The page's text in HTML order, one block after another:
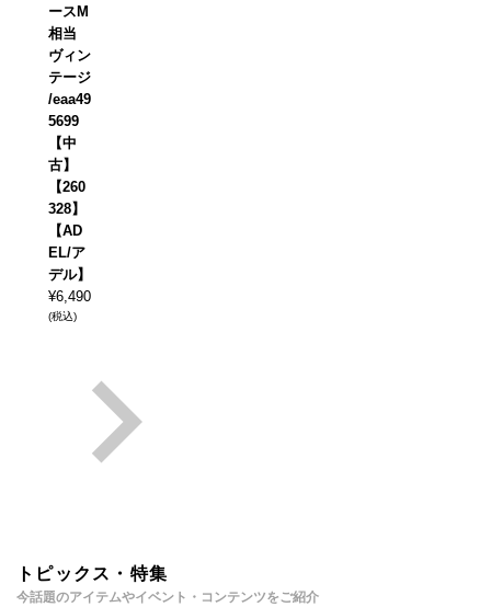
ースM
相当
ヴィン
テージ
/eaa49
5699
【中
古】
【260
328】
【AD
EL/ア
デル】
¥6,490
(税込)
トピックス・特集
今話題のアイテムやイベント・コンテンツをご紹介